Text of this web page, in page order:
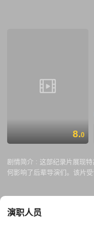
8.0
剧情简介 : 这部纪录片展现
何影响了后辈导演们。该片
格，韦斯安德森，林克莱特
演职人员